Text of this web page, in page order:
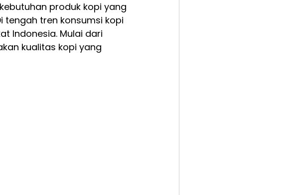
produk kopi yang
tengah tren konsumsi kopi
Indonesia. Mulai dari
kualitas kopi yang